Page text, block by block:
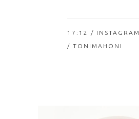
17:12 / INSTAGRAM
/ TONIMAHONI